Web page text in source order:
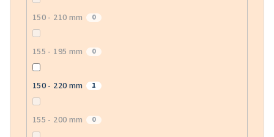
150 - 210 mm 0
155 - 195 mm 0
150 - 220 mm 1
155 - 200 mm 0